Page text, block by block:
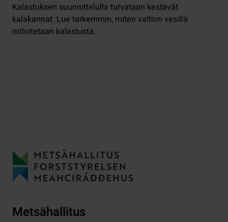
Kalastuksen suunnittelulla turvataan kestävät
kalakannat. Lue tarkemmin, miten valtion vesillä
mitoitetaan kalastusta.
Metsähallitus